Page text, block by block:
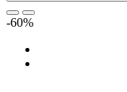
-60%